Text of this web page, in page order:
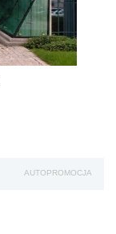
AUTOPROMOCJA